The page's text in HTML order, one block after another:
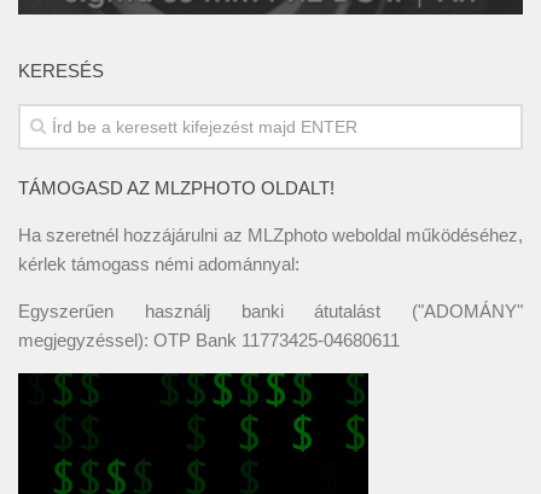
KERESÉS
TÁMOGASD AZ MLZPHOTO OLDALT!
Ha szeretnél hozzájárulni az MLZphoto weboldal működéséhez,
kérlek támogass némi adománnyal:
Egyszerűen használj banki átutalást ("ADOMÁNY"
megjegyzéssel): OTP Bank 11773425-04680611